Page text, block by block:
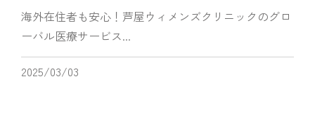
海外在住者も安心！芦屋ウィメンズクリニックのグロ
ーバル医療サービス...
2025/03/03